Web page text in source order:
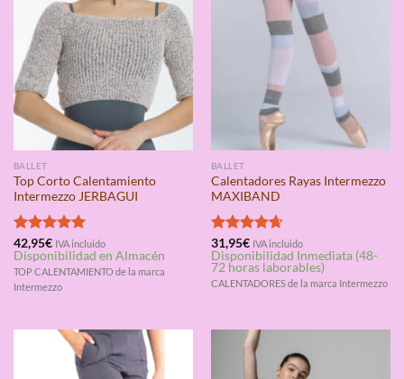
BALLET
Top Corto Calentamiento
Intermezzo JERBAGUI
Valorado
con5.00
de 5
42,95€ IVA incluido
Disponibilidad en Almacén
TOP CALENTAMIENTO de la marca
Intermezzo
BALLET
Calentadores Rayas Intermezzo
MAXIBAND
Valorado
con4.67
de 5
31,95€ IVA incluido
Disponibilidad Inmediata (48-
72 horas laborables)
CALENTADORES de la marca Intermezzo